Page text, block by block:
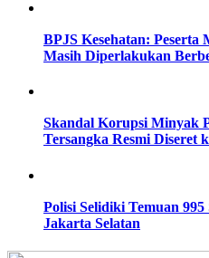
BPJS Kesehatan:
Masih Diperlakukan
Skandal Korupsi Minyak
Tersangka Resmi Diseret
Polisi Selidiki Temuan 995
Jakarta Selatan